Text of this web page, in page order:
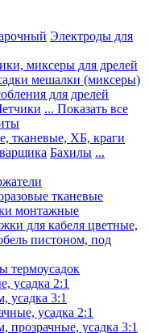
Электроды для
миксеры для дрелей
мешалки (миксеры)
для дрелей
... Показать все
тканевые, ХБ, краги
Бахилы ...
тканевые
монтажные
для кабеля цветные,
пистоном, под
термоусадок
усадка 2:1
усадка 3:1
усадка 2:1
прозрачные, усадка 3:1